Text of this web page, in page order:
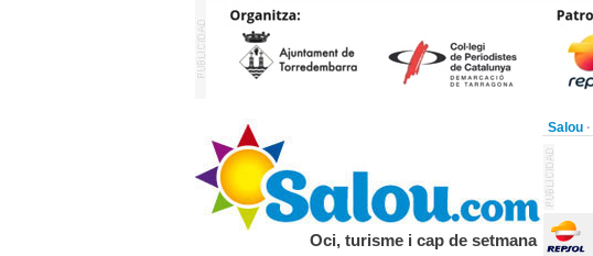
Salou ·
Oci, turisme i cap de setmana